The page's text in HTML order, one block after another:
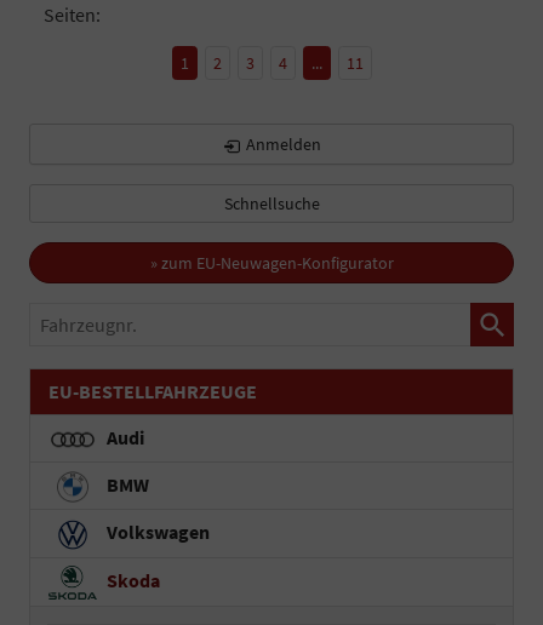
Seiten:
1 2 3 4 ... 11
Anmelden
Schnellsuche
» zum EU-Neuwagen-Konfigurator
Fahrzeugnr.
EU-BESTELLFAHRZEUGE
Audi
BMW
Volkswagen
Skoda